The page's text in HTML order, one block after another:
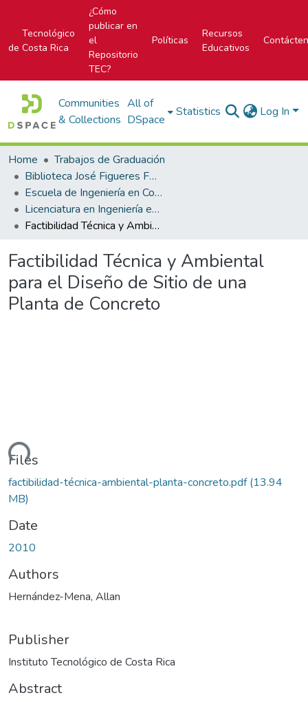
Tecnológico
de Costa Rica
¿Cómo
publicar en
el
Repositorio
TEC?
Políticas
Recursos
Educativos
Communities
& Collections
All of
DSpace
Statistics Log In
Home
Trabajos de Graduación
Biblioteca José Figueres Ferrer
Escuela de Ingeniería en Construcción
Licenciatura en Ingeniería en Construcción
Factibilidad Técnica y Ambiental para el Diseño de Sitio de una Planta de Concreto
Factibilidad Técnica y Ambiental
para el Diseño de Sitio de una
Planta de Concreto
Files
factibilidad-técnica-ambiental-planta-concreto.pdf(13.94
MB)
Date
2010
Authors
Hernández-Mena, Allan
Publisher
Instituto Tecnológico de Costa Rica
Abstract